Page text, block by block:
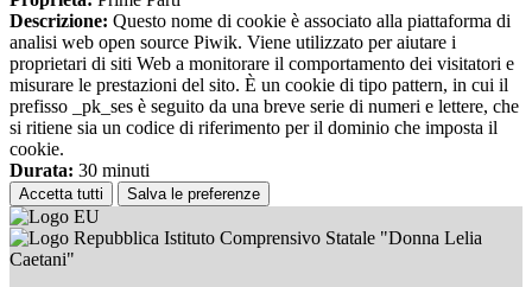
Descrizione: Questo nome di cookie è associato alla piattaforma di
analisi web open source Piwik. Viene utilizzato per aiutare i
proprietari di siti Web a monitorare il comportamento dei visitatori e
misurare le prestazioni del sito. È un cookie di tipo pattern, in cui il
prefisso _pk_ses è seguito da una breve serie di numeri e lettere, che
si ritiene sia un codice di riferimento per il dominio che imposta il
cookie.
Durata: 30 minuti
Accetta tutti Salva le preferenze
Istituto Comprensivo Statale "Donna Lelia
Caetani"